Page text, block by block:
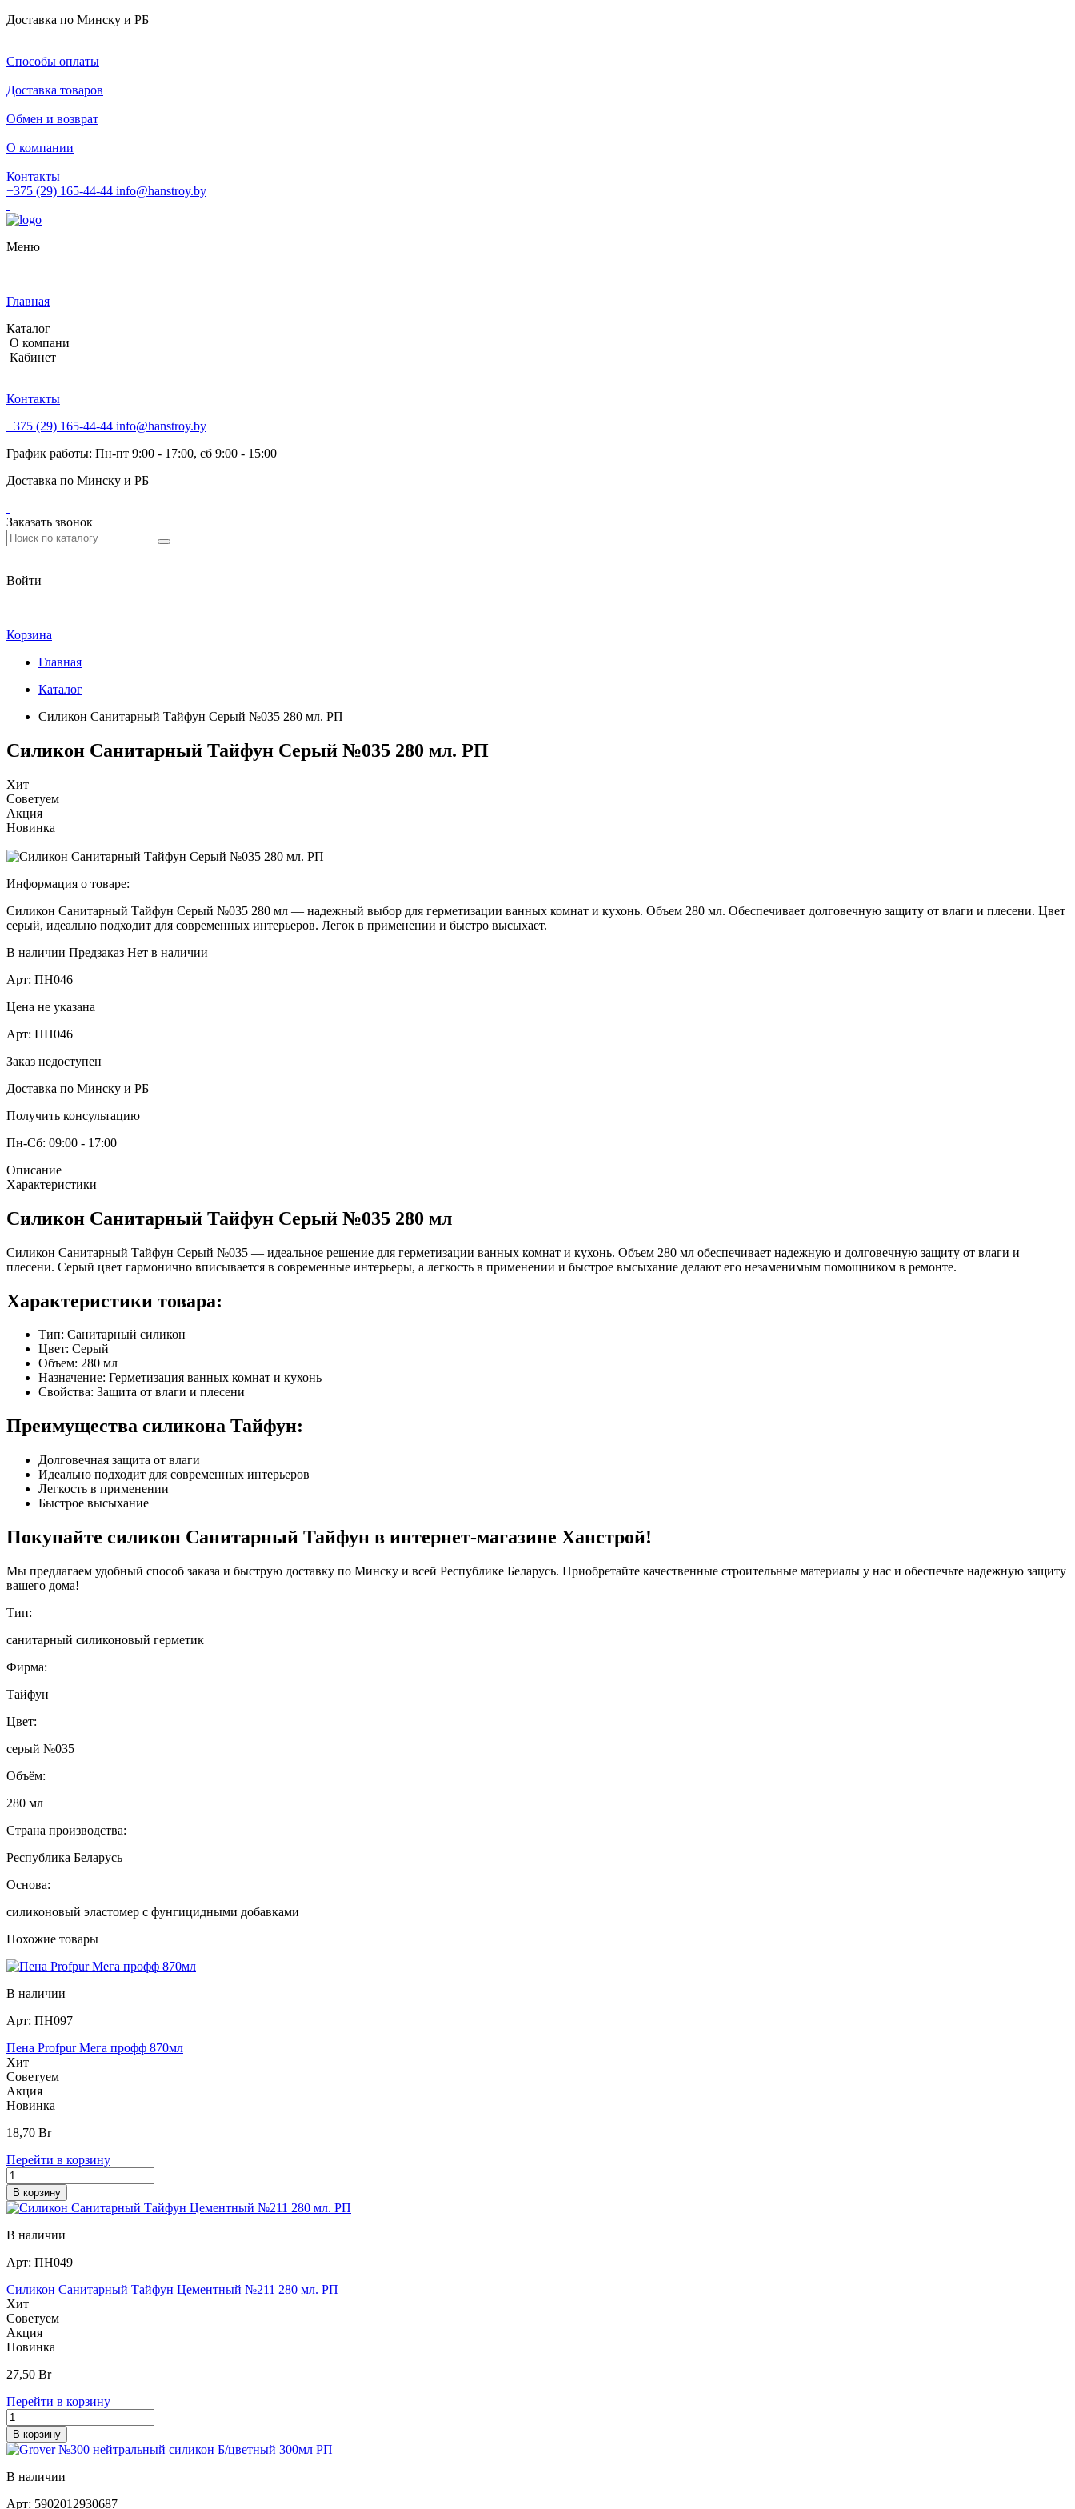
Доставка по Минску и РБ
Способы оплаты
Доставка товаров
Обмен и возврат
О компании
Контакты
+375 (29) 165-44-44 info@hanstroy.by
Меню
Главная
Каталог
О компани
Кабинет
Контакты
+375 (29) 165-44-44 info@hanstroy.by
График работы: Пн-пт 9:00 - 17:00, сб 9:00 - 15:00
Доставка по Минску и РБ
Заказать звонок
Войти
Корзина
Главная
Каталог
Силикон Санитарный Тайфун Серый №035 280 мл. РП
Силикон Санитарный Тайфун Серый №035 280 мл. РП
Хит
Советуем
Акция
Новинка
Информация о товаре:
Силикон Санитарный Тайфун Серый №035 280 мл — надежный выбор для герметизации ванных комнат и кухонь. Объем 280 мл. Обеспечивает долговечную защиту от влаги и плесени. Цвет
серый, идеально подходит для современных интерьеров. Легок в применении и быстро высыхает.
В наличии Предзаказ Нет в наличии
Арт: ПН046
Цена не указана
Арт: ПН046
Заказ недоступен
Доставка по Минску и РБ
Получить консультацию
Пн-Сб: 09:00 - 17:00
Описание
Характеристики
Силикон Санитарный Тайфун Серый №035 280 мл
Силикон Санитарный Тайфун Серый №035 — идеальное решение для герметизации ванных комнат и кухонь. Объем 280 мл обеспечивает надежную и долговечную защиту от влаги и
плесени. Серый цвет гармонично вписывается в современные интерьеры, а легкость в применении и быстрое высыхание делают его незаменимым помощником в ремонте.
Характеристики товара:
Тип: Санитарный силикон
Цвет: Серый
Объем: 280 мл
Назначение: Герметизация ванных комнат и кухонь
Свойства: Защита от влаги и плесени
Преимущества силикона Тайфун:
Долговечная защита от влаги
Идеально подходит для современных интерьеров
Легкость в применении
Быстрое высыхание
Покупайте силикон Санитарный Тайфун в интернет-магазине Ханстрой!
Мы предлагаем удобный способ заказа и быструю доставку по Минску и всей Республике Беларусь. Приобретайте качественные строительные материалы у нас и обеспечьте надежную защиту
вашего дома!
Тип:
санитарный силиконовый герметик
Фирма:
Тайфун
Цвет:
серый №035
Объём:
280 мл
Страна производства:
Республика Беларусь
Основа:
силиконовый эластомер с фунгицидными добавками
Похожие товары
В наличии
Арт: ПН097
Пена Profpur Мега профф 870мл
Хит
Советуем
Акция
Новинка
18,70 Br
Перейти в корзину
В корзину
В наличии
Арт: ПН049
Силикон Санитарный Тайфун Цементный №211 280 мл. РП
Хит
Советуем
Акция
Новинка
27,50 Br
Перейти в корзину
В корзину
В наличии
Арт: 5902012930687